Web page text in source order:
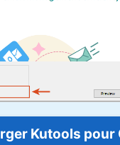
Kutools pour